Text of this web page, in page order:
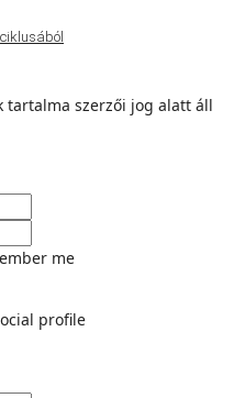
tartalma szerzői jog alatt áll
me
profile